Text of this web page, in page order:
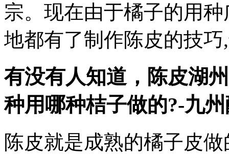
宗。现在由于橘子的用
地都有了制作陈皮的技
有没有人知道，陈皮湖
种用哪种桔子做的?-九
陈皮就是成熟的橘子皮